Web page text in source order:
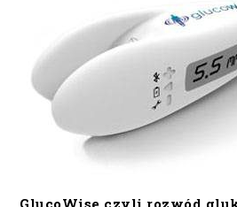
GlucoWise czyli rozwód